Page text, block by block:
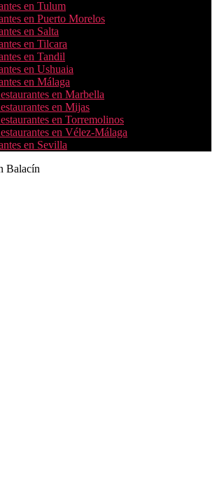
en Tulum
en Puerto Morelos
en Salta
en Tilcara
en Tandil
en Ushuaia
en Málaga
en Marbella
en Mijas
en Torremolinos
en Vélez-Málaga
en Sevilla
Balacín